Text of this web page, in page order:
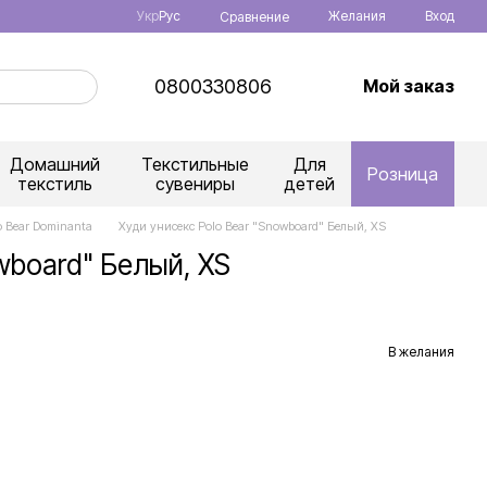
УкрРус Сравнение Желания Вход
0800330806 Мой заказ
Домашний
текстиль
Текстильные
сувениры
Для
детей
Розница
Bear Dominanta Худи унисекс Polo Bear "Snowboard" Белый, XS
Белый, XS
В желания